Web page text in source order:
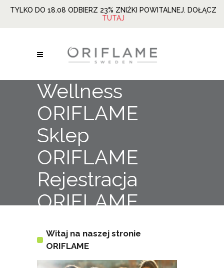
TYLKO DO 18.08 ODBIERZ 23% ZNIŻKI POWITALNEJ. DOŁĄCZ
TUTAJ
Wellness
ORIFLAME
Sklep
ORIFLAME
Rejestracja
ORIFLAME
Witaj na naszej stronie
ORIFLAME